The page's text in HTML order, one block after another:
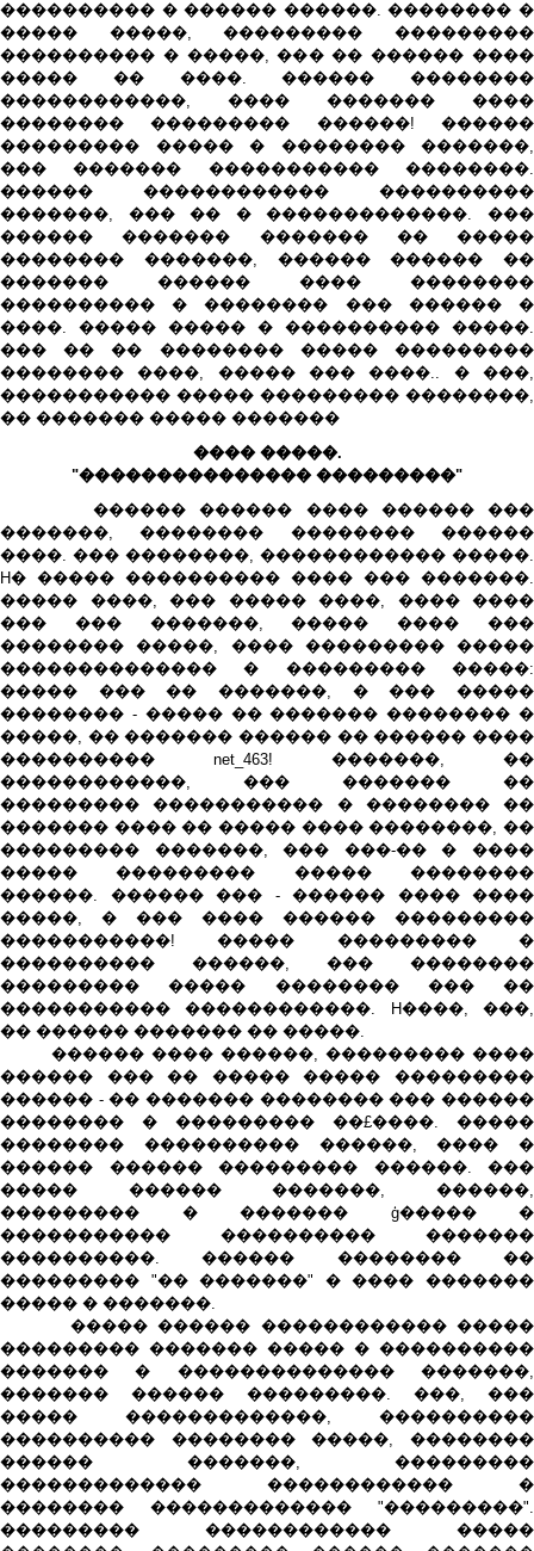
���������� � ������ ������. �������� �
����� �����, ��������� ���������
���������� � �����, ��� �� ������ ����
����� �� ����. ������ ��������
������������, ���� ������� ����
�������� ��������� ������! ������
��������� ����� � �������� �������,
��� ������� ����������� ��������.
������ ������������ ����������
�������, ��� �� � �������������. ���
������ ������� ������� �� �����
�������� �������, ������ ������ ��
������� ������ ���� ��������
���������� � �������� ��� ������ �
����. ����� ����� � ���������� �����.
��� �� �� �������� ����� ���������
�������� ����, ����� ��� ����.. � ���,
����������� ����� ��������� ��������,
�� ������� ����� �������
���� �����.
"��������������� ���������"
������ ������ ���� ������ ���
�������, �������� �������� ������
����. ��� ��������, ������������ �����.
H� ����� ���������� ���� ��� �������.
����� ����, ��� ����� ����, ���� ����
��� ��� �������, ����� ���� ���
�������� �����, ���� ��������� �����
�������������� � ��������� �����:
����� ��� �� �������, � ��� �����
�������� - ����� �� ������� �������� �
�����, �� ������� ������ �� ������ ����
���������� net_463! �������, ��
������������, ��� ������� ��
��������� ����������� � �������� ��
������� ���� �� ����� ���� ��������, ��
��������� �������, ��� ���-�� � ����
����� ��������� ����� ��������
������. ������ ��� - ������ ���� ����
�����, � ��� ���� ������ ���������
�����������! ����� ��������� �
���������� ������, ��� ��������
��������� ����� �������� ��� ��
����������� ������������. H����, ���,
�� ������ ������� �� �����.
������ ���� ������, ��������� ����
������ ��� �� ����� ����� ���������
������ - �� ������� �������� ��� ������
�������� � ��������� ��£����. �����
�������� ���������� ������, ���� �
������ ������ ��������� ������. ���
����� ������ �������, ������,
��������� � ������� ģ����� �
����������� ���������� �������
����������. ������ �������� ��
��������� "�� �������" � ���� �������
����� � �������.
����� ������ ������������ �����
��������� ������� ����� � ����������
������� � �������������� �������,
������� ������ ���������. ���, ���
����� �������������, ����������
���������� �������� �����, ��������
������ �������, ���������
������������� ������������ �
�������� ������������� "���������".
��������� ������������ �����